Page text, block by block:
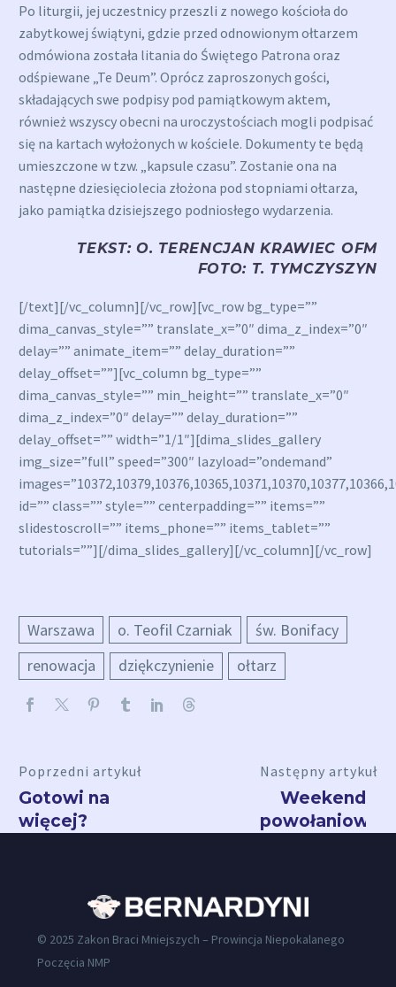
Po liturgii, jej uczestnicy przeszli z nowego kościoła do
zabytkowej świątyni, gdzie przed odnowionym ołtarzem
odmówiona została litania do Świętego Patrona oraz
odśpiewane „Te Deum”. Oprócz zaproszonych gości,
składających swe podpisy pod pamiątkowym aktem,
również wszyscy obecni na uroczystościach mogli podpisać
się na kartach wyłożonych w kościele. Dokumenty te będą
umieszczone w tzw. „kapsule czasu”. Zostanie ona na
następne dziesięciolecia złożona pod stopniami ołtarza,
jako pamiątka dzisiejszego podniosłego wydarzenia.
TEKST: O. TERENCJAN KRAWIEC OFM
FOTO: T. TYMCZYSZYN
[/text][/vc_column][/vc_row][vc_row bg_type=””
dima_canvas_style=”” translate_x=”0″ dima_z_index=”0″
delay=”” animate_item=”” delay_duration=””
delay_offset=””][vc_column bg_type=””
dima_canvas_style=”” min_height=”” translate_x=”0″
dima_z_index=”0″ delay=”” delay_duration=””
delay_offset=”” width=”1/1″][dima_slides_gallery
img_size=”full” speed=”300″ lazyload=”ondemand”
id=”” class=”” style=”” centerpadding=”” items=””
slidestoscroll=”” items_phone=”” items_tablet=””
tutorials=””][/dima_slides_gallery][/vc_column][/vc_row]
Warszawa o. Teofil Czarniak
św. Bonifacy
renowacja
dziękczynienie ołtarz
Poprzedni artykuł
Gotowi na
więcej?
Następny artykuł
Weekend
powołaniowy
© 2025 Zakon Braci Mniejszych – Prowincja Niepokalanego
Poczęcia NMP